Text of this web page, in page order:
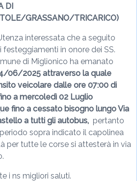
DI
GRASSANO/TRICARICO)
interessata che a seguito
in onore dei SS.
di Miglionico ha emanato
06/2025 attraverso la quale
veicolare dalle ore 07:00 di
a mercoledì 02 Luglio
fino a cessato bisogno lungo Via
a tutti gli autobus, pertanto
sopra indicato il capolinea
per tutte le corse si attesterà in via
i ns migliori saluti.